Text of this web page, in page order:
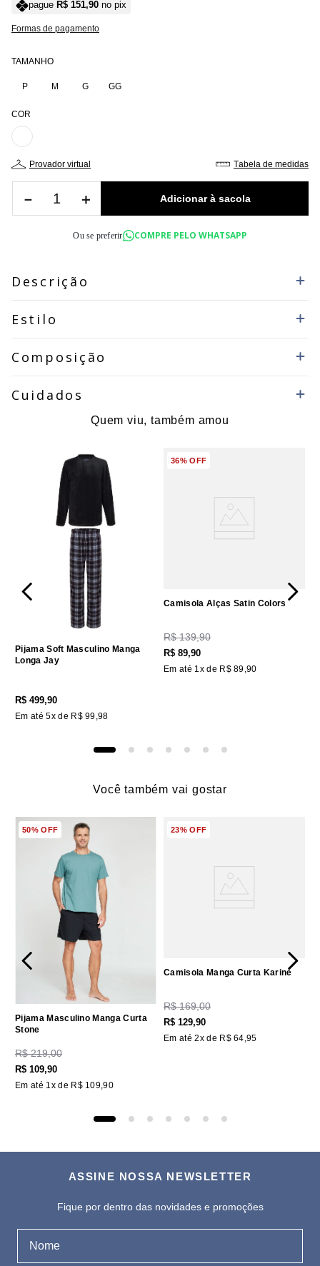
pague R$ 151,90 no pix
Formas de pagamento
TAMANHO
P M G GG
COR
provador virtual tabela de medidas
＋
－
Ou se preferir COMPRE PELO WHATSAPP
Descrição
Estilo
Composição
Cuidados
Quem viu, também amou
Pijama Soft Masculino Manga
Longa Jay
R$ 499,90
Em até5x de R$ 99,98
36%OFF
Camisola Alças Satin Colors
R$ 139,90
R$ 89,90
Em até 1x de R$ 89,90
Você também vai gostar
50%OFF
Pijama Masculino Manga Curta
Stone
R$ 219,00
R$ 109,90
Em até 1x de R$ 109,90
23%OFF
Camisola Manga Curta Karine
R$ 169,00
R$ 129,90
Em até2x de R$ 64,95
ASSINE NOSSA NEWSLETTER
Fique por dentro das novidades e promoções